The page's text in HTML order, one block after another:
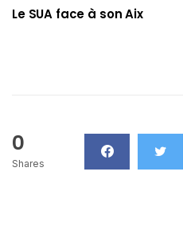
Le SUA face à son Aix
0
Shares